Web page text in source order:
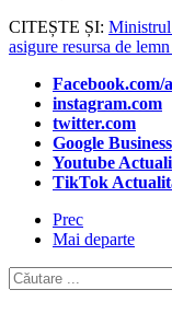
CITEȘTE ȘI: Ministrul
asigure resursa de
instagram.com
twitter.com
Google Business
Youtube
TikTok
Prec
Mai departe